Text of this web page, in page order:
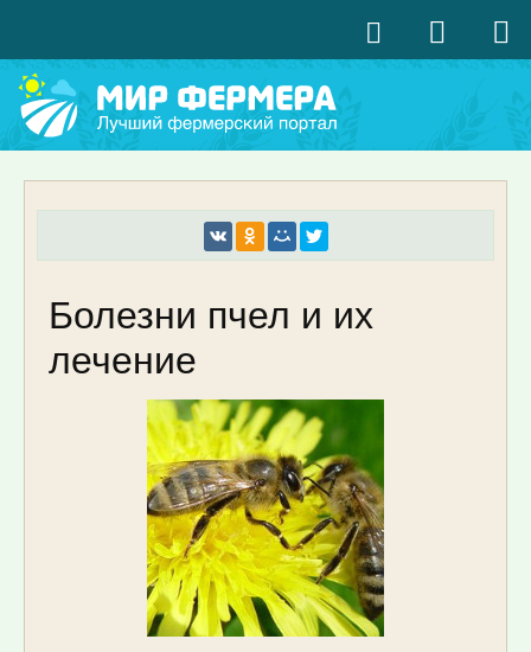
Болезни пчел и их
лечение